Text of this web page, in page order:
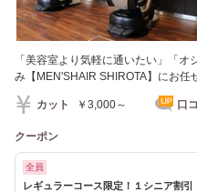
「美容室より気軽に通いたい」「
み【MEN'SHAIR SHIROTA】にお任
カット ￥3,000～ 口
クーポン
全員
レギュラーコース限定！１シニア割引